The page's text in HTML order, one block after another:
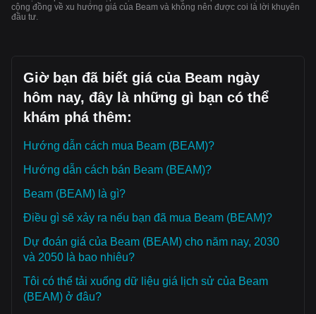
cộng đồng về xu hướng giá của Beam và không nên được coi là lời khuyên
đầu tư.
Giờ bạn đã biết giá của Beam ngày
hôm nay, đây là những gì bạn có thể
khám phá thêm:
Hướng dẫn cách mua Beam (BEAM)?
Hướng dẫn cách bán Beam (BEAM)?
Beam (BEAM) là gì?
Điều gì sẽ xảy ra nếu bạn đã mua Beam (BEAM)?
Dự đoán giá của Beam (BEAM) cho năm nay, 2030
và 2050 là bao nhiêu?
Tôi có thể tải xuống dữ liệu giá lịch sử của Beam
(BEAM) ở đâu?